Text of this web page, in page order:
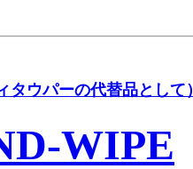
ウパーの代替品として）
WIPE